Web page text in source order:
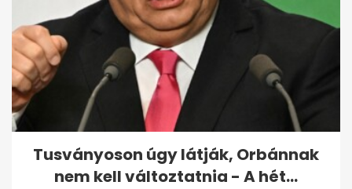
Magyar Péter bejelentette:
Vége az önkéntes...
Tusványoson úgy látják, Orbánnak
nem kell változtatnia - A hét...